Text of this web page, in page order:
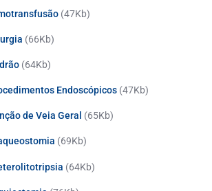
(47Kb)
(66Kb)
(64Kb)
Endoscópicos (47Kb)
de Veia Geral (65Kb)
(69Kb)
(64Kb)